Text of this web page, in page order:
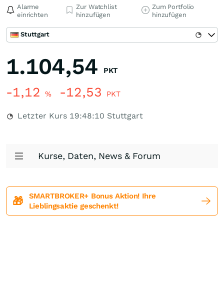
Alarme
einrichten
Zur Watchlist
hinzufügen
Zum Portfolio
hinzufügen
Stuttgart
1.104,54 PKT
-1,12 % -12,53 PKT
Letzter Kurs 19:48:10 Stuttgart
Kurse, Daten, News & Forum
🎁
SMARTBROKER+ Bonus Aktion! Ihre
Lieblingsaktie geschenkt!